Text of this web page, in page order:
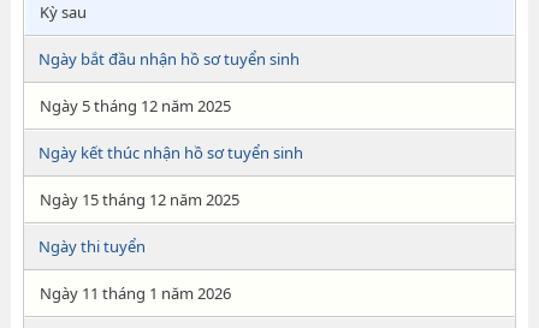
Kỳ sau
Ngày bắt đầu nhận hồ sơ tuyển sinh
Ngày 5 tháng 12 năm 2025
Ngày kết thúc nhận hồ sơ tuyển sinh
Ngày 15 tháng 12 năm 2025
Ngày thi tuyển
Ngày 11 tháng 1 năm 2026